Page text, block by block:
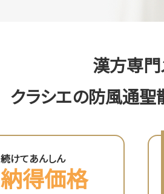
漢方専門
クラシエの防風通聖
続けてあんしん
納得価格